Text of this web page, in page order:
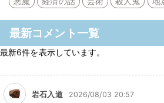
最新コメント一覧
最新6件を表示しています。
岩石入道 2026/08/03 20:57